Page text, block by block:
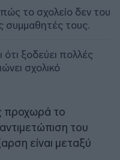
το σχολείο δεν του
συμμαθητές τους.
ξοδεύει πολλές
σχολικό
προχωρά το
του
είναι μεταξύ